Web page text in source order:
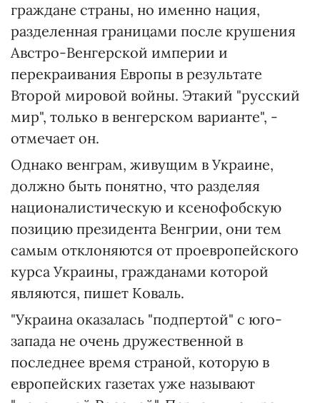
граждане страны, но именно нация,
разделенная границами после крушения
Австро-Венгерской империи и
перекраивания Европы в результате
Второй мировой войны. Этакий "русский
мир", только в венгерском варианте", -
отмечает он.
Однако венграм, живущим в Украине,
должно быть понятно, что разделяя
националистическую и ксенофобскую
позицию президента Венгрии, они тем
самым отклоняются от проевропейского
курса Украины, гражданами которой
являются, пишет Коваль.
"Украина оказалась "подпертой" с юго-
запада не очень дружественной в
последнее время страной, которую в
европейских газетах уже называют